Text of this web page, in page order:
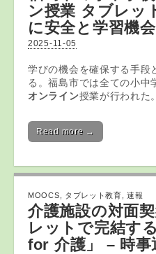
ン授業 タブレッ
に安全と 学習機
2025-11-05
学びの機会を確保する手段
る。福島市では全ての小中
オンライン授業が行われた
Read more →
MOOCS タブレット教育 ,速報
介護施設の対面契
レット で完結す
for 介護」 – 時事